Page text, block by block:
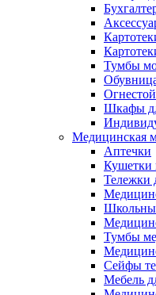
Тумбы
Шкафы
Медицинская
Аптечки
Кушетки
Тележки
Тумбы
Сейфы
Мебель